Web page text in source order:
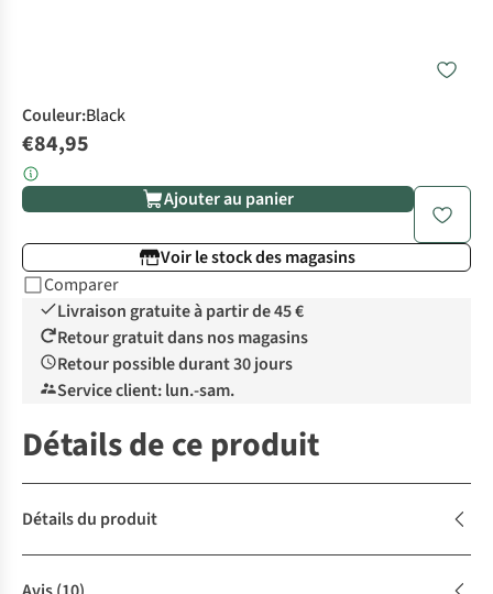
Couleur:Black
€84,95
Ajouter au panier
Voir le stock des magasins
Comparer
Livraison gratuite à partir de 45 €
Retour gratuit dans nos magasins
Retour possible durant 30 jours
Service client: lun.-sam.
Détails de ce produit
Détails du produit